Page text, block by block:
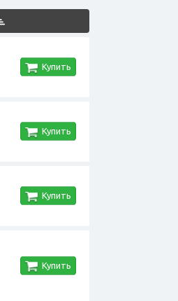
Купить
Купить
Купить
Купить